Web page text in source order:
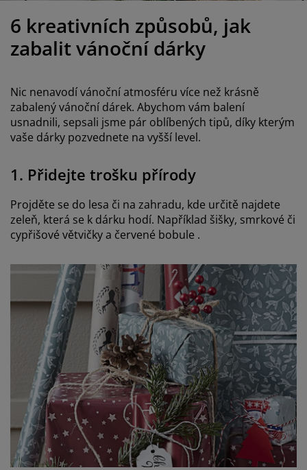
skříně rámy s úložným prostorem
matrace
postele
o nábytek/doplňky
osvětlení
mazlíčky
6 kreativních způsobů, jak
zabalit vánoční dárky
Nic nenavodí vánoční atmosféru více než krásně
zabalený vánoční dárek. Abychom vám balení
usnadnili, sepsali jsme pár oblíbených tipů, díky kterým
vaše dárky pozvednete na vyšší level.
1. Přidejte trošku přírody
Projděte se do lesa či na zahradu, kde určitě najdete
zeleň, která se k dárku hodí. Například šišky, smrkové či
cypřišové větvičky a červené bobule .